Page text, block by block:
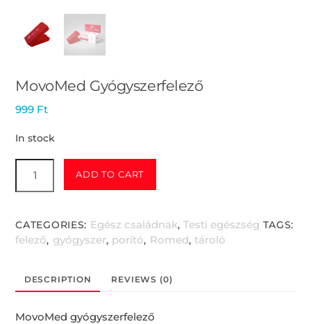
MovoMed Gyógyszerfelező
999 Ft
In stock
Gyógyszerfelező
quantity
ADD TO CART
CATEGORIES: Egész családnak, Testi egészség TAGS:
felező, gyógyszer, porító, Romed, tároló
DESCRIPTION REVIEWS (0)
MovoMed gyógyszerfelező